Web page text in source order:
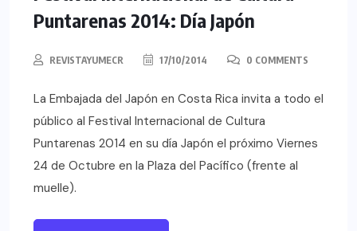
Puntarenas 2014: Día Japón
REVISTAYUMECR 17/10/2014 0 COMMENTS
La Embajada del Japón en Costa Rica invita a todo el
público al Festival Internacional de Cultura
Puntarenas 2014 en su día Japón el próximo Viernes
24 de Octubre en la Plaza del Pacífico (frente al
muelle).